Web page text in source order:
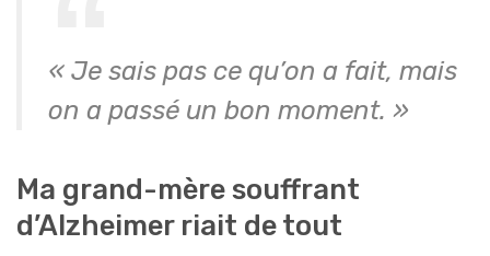
« Je sais pas ce qu’on a fait, mais
on a passé un bon moment. »
Ma grand-mère souffrant
d’Alzheimer riait de tout